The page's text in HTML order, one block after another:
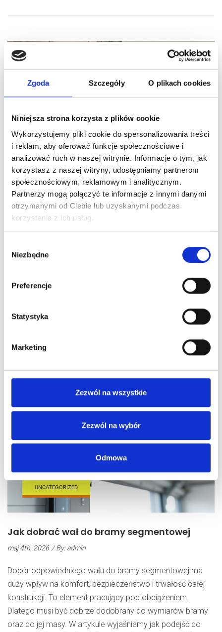
Zgoda Szczegóły O plikach cookies
Niniejsza strona korzysta z plików cookie
Wykorzystujemy pliki cookie do spersonalizowania treści
i reklam, aby oferować funkcje społecznościowe i
analizować ruch w naszej witrynie. Informacje o tym, jak
korzystasz z naszej witryny, udostępniamy partnerom
społecznościowym, reklamowym i analitycznym.
Partnerzy mogą połączyć te informacje z innymi danymi
otrzymanymi od Ciebie lub uzyskanymi podczas
korzystania z ich usług.
zgody
Niezbędne
Preferencje
Statystyka
Marketing
Zezwól na wszystkie
Zezwól na wybór
Odmowa
UNCATEGORIZED
Jak dobrać uszczelki do bramy
maj 8th, 2026 / By: admin
hałas i ochrona przed wilgocią. Dobrze dobrana uszczelka
kurzem. W efekcie podnosi komfort użytkowania przez
cały rok. W praktyce ważne są nie tylko wymiary. Istotny
Bramy
UNCATEGORIZED
Jak dobrać wał do bramy segmentowej
maj 4th, 2026 / By: admin
Dobór odpowiedniego wału do bramy segmentowej ma
duży wpływ na komfort, bezpieczeństwo i trwałość całej
konstrukcji. To element pracujący pod obciążeniem.
Dlatego musi być dobrze dodobrany do wymiarów bramy
oraz do jej masy. W artykule wyjaśniamy jak podejść do